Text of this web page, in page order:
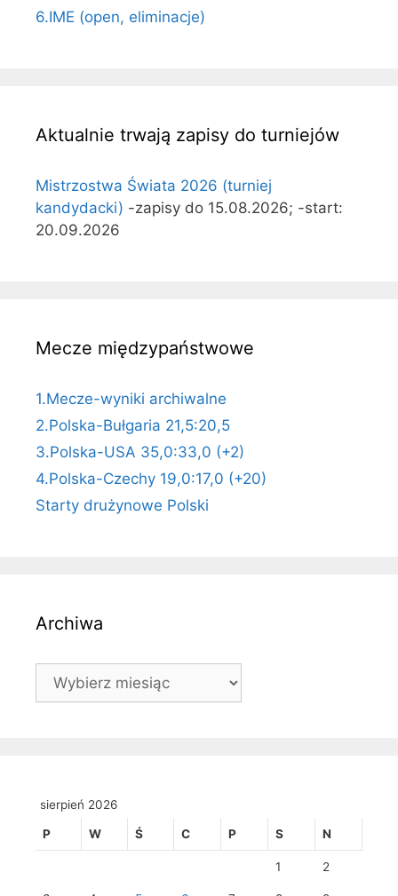
6.IME (open, eliminacje)
Aktualnie trwają zapisy do turniejów
Mistrzostwa Świata 2026 (turniej
kandydacki) -zapisy do 15.08.2026; -start:
20.09.2026
Mecze międzypaństwowe
1.Mecze-wyniki archiwalne
2.Polska-Bułgaria 21,5:20,5
3.Polska-USA 35,0:33,0 (+2)
4.Polska-Czechy 19,0:17,0 (+20)
Starty drużynowe Polski
Archiwa
Archiwa
sierpień 2026
P W Ś C P S N
1 2